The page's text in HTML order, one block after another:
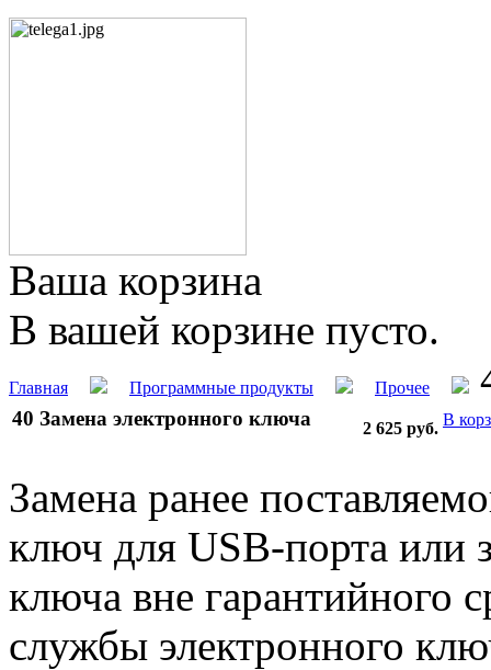
Ваша корзина
В вашей корзине пусто.
Главная Программные продукты Прочее
40 Замена электронного ключа 2 625 руб. В
Замена ранее
ключ для USB-порта или
ключа вне гарантийного
службы электронного